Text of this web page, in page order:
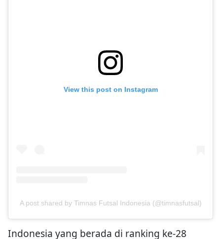
View this post on Instagram
A post shared by Timnas Futsal Indonesia (@timnasfutsal)
Indonesia yang berada di ranking ke-28